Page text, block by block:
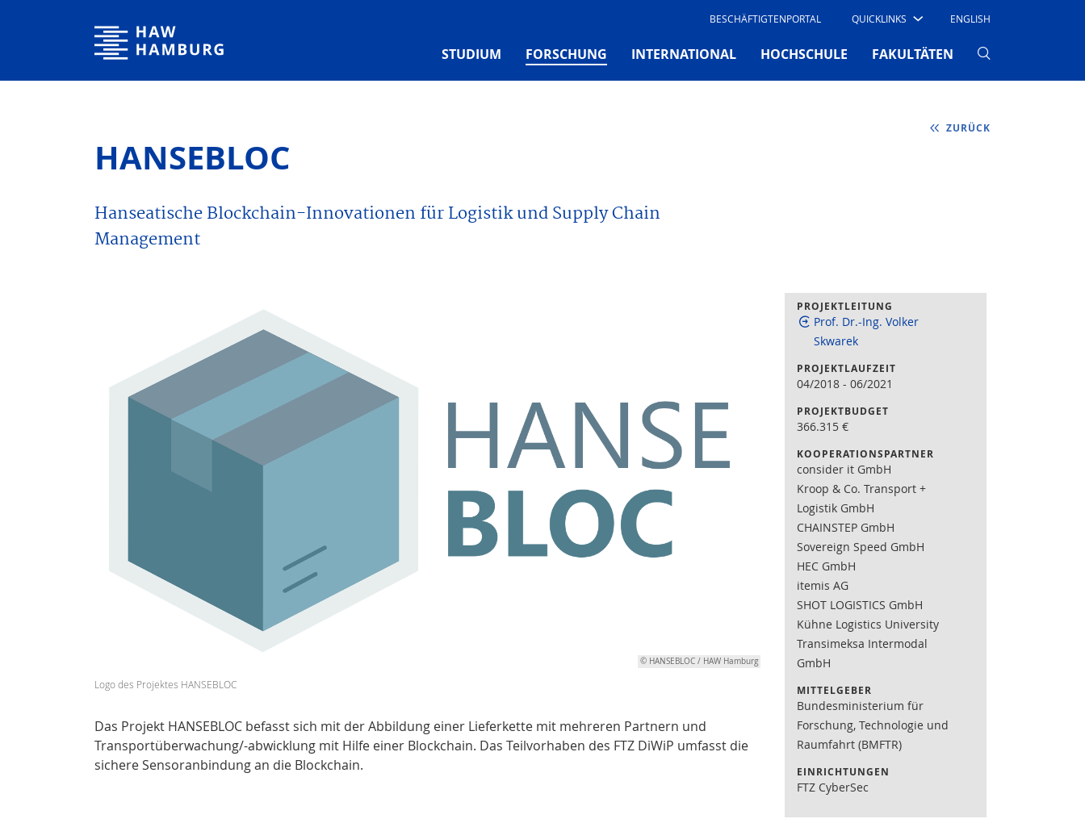
Hochschule für Angewandte Wissenschaften Hamburg BESCHÄFTIGTENPORTAL QUICKLINKS ENGLISH
STUDIUM FORSCHUNG (CURRENT)
INTERNATIONAL HOCHSCHULE FAKULTÄTEN
ZURÜCK
HANSEBLOC
Hanseatische Blockchain-Innovationen für Logistik und Supply Chain
Management
© HANSEBLOC / HAW Hamburg
Logo des Projektes HANSEBLOC
Das Projekt HANSEBLOC befasst sich mit der Abbildung einer Lieferkette mit mehreren Partnern und
Transportüberwachung/-abwicklung mit Hilfe einer Blockchain. Das Teilvorhaben des FTZ DiWiP umfasst die
sichere Sensoranbindung an die Blockchain.
PROJEKTLEITUNG
Prof. Dr.-Ing. Volker
Skwarek
PROJEKTLAUFZEIT
04/2018 - 06/2021
PROJEKTBUDGET
366.315 €
KOOPERATIONSPARTNER
consider it GmbH
Kroop & Co. Transport +
Logistik GmbH
CHAINSTEP GmbH
Sovereign Speed GmbH
HEC GmbH
itemis AG
SHOT LOGISTICS GmbH
Kühne Logistics University
Transimeksa Intermodal
GmbH
MITTELGEBER
Bundesministerium für
Forschung, Technologie und
Raumfahrt (BMFTR)
EINRICHTUNGEN
FTZ CyberSec